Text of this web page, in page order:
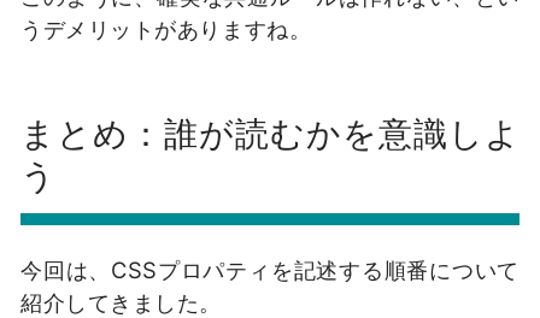
うデメリットがありますね。
まとめ：誰が読むかを意識しよ
う
今回は、CSSプロパティを記述する順番について
紹介してきました。